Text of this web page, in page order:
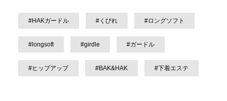
#HAKガードル #くびれ #ロングソフト
#longsoft #girdle #ガードル
#ヒップアップ #BAK&HAK #下着エステ